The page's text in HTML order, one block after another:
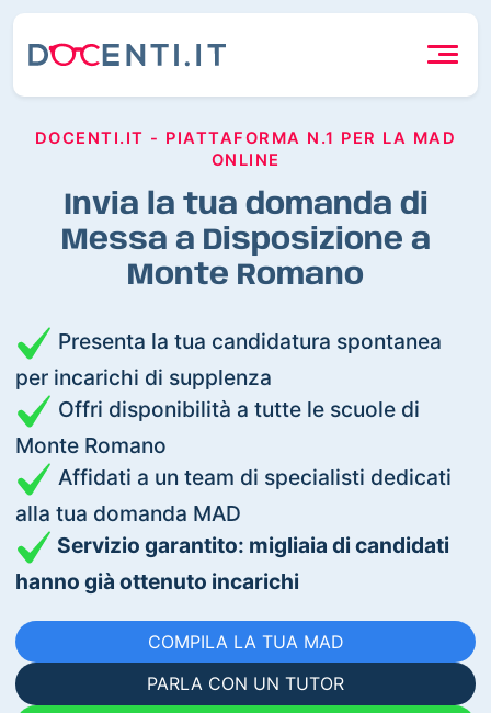
DOCENTI.IT - PIATTAFORMA N.1 PER LA MAD
ONLINE
Invia la tua domanda di
Messa a Disposizione a
Monte Romano
Presenta la tua candidatura spontanea
per incarichi di supplenza
Offri disponibilità a tutte le scuole di
Monte Romano
Affidati a un team di specialisti dedicati
alla tua domanda MAD
Servizio garantito: migliaia di candidati
hanno già ottenuto incarichi
COMPILA LA TUA MAD
PARLA CON UN TUTOR